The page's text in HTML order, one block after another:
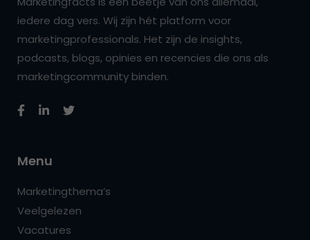
iedere dag vers. Wij zijn hét platform voor
marketingprofessionals. Het zijn de insights,
podcasts, blogs, opinies en recencies die ons als
marketingcommunity binden.
Menu
Marketingthema’s
Veelgelezen
Vacatures